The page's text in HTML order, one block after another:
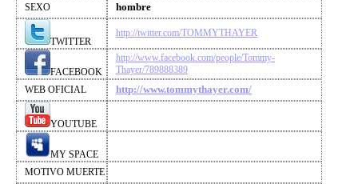
SEXO
hombre
TWITTER
http://twitter.com/TOMMYTHAYER
FACEBOOK
http://www.facebook.com/people/Tommy-
Thayer/789888389
WEB OFICIAL
http://www.tommythayer.com/
YOUTUBE
MY SPACE
MOTIVO MUERTE